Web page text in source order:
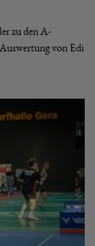
zu den A-
von Edi